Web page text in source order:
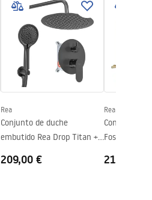
Rea
Conjunto de duche
embutido Rea Drop Titan +
209,00 €
Rea
Conjunto de
Foster Brush
213,00 €